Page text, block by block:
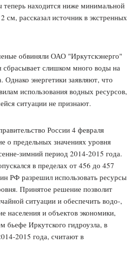
теперь находится ниже минимальной
см, рассказал источник в экстренных
обвиняли ОАО "Иркутскэнерго"
сбрасывает слишком много воды на
Однако энергетики заявляют, что
использования водных ресурсов,
ситуации не признают.
России 4 февраля
о предельных значениях уровня
зимний период 2014-2015 года.
в пределах от 456 до 457
РФ разрешил использовать ресурсы
Принятое решение позволит
ситуации и обеспечить водо-,
населения и объектов экономики,
бьефе Иркутского гидроузла, в
2015 года, считают в